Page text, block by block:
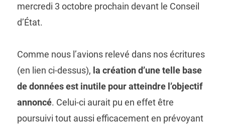
mercredi 3 octobre prochain devant le Conseil
d’État.
Comme nous l’avions relevé dans nos écritures
(en lien ci-dessus), la création d’une telle base
de données est inutile pour atteindre l’objectif
annoncé. Celui-ci aurait pu en effet être
poursuivi tout aussi efficacement en prévoyant